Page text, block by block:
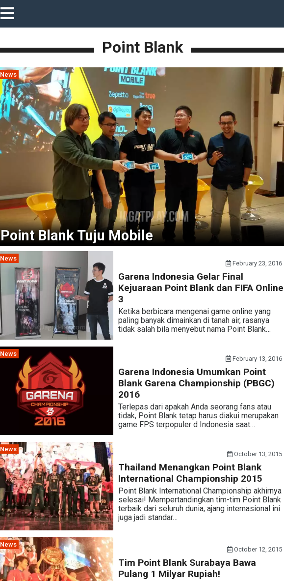
Point Blank
News
Point Blank Tuju Mobile
News
February 23, 2016
Garena Indonesia Gelar Final
Kejuaraan Point Blank dan FIFA Online
3
Ketika berbicara mengenai game online yang
paling banyak dimainkan di tanah air, rasanya
tidak salah bila menyebut nama Point Blank…
News
February 13, 2016
Garena Indonesia Umumkan Point
Blank Garena Championship (PBGC)
2016
Terlepas dari apakah Anda seorang fans atau
tidak, Point Blank tetap harus diakui merupakan
game FPS terpopuler d Indonesia saat…
News
October 13, 2015
Thailand Menangkan Point Blank
International Championship 2015
Point Blank International Championship akhirnya
selesai! Mempertandingkan tim-tim Point Blank
terbaik dari seluruh dunia, ajang internasional ini
juga jadi standar…
News
October 12, 2015
Tim Point Blank Surabaya Bawa
Pulang 1 Milyar Rupiah!